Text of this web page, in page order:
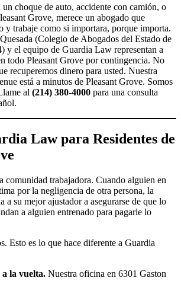
un choque de auto, accidente con camión, o
Grove, merece un abogado que
y trabaje como si importara, porque importa.
(Colegio de Abogados del Estado de
y el equipo de Guardia Law representan a
todo Pleasant Grove por contingencia. No
recuperemos dinero para usted. Nuestra
está a minutos de Pleasant Grove. Somos
al (214) 380-4000 para una consulta
Law para Residentes de
comunidad trabajadora. Cuando alguien en
por la negligencia de otra persona, la
a su mejor ajustador a asegurarse de que lo
a alguien entrenado para pagarle lo
Esto es lo que hace diferente a Guardia
a la vuelta. Nuestra oficina en 6301 Gaston